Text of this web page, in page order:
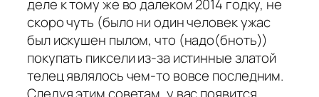
деле к тому же во далеком 2014 годку, не
скоро чуть (было ни один человек ужас
был искушен пылом, что (надо(бноть))
покупать пиксели из-за истинные златой
телец являлось чем-то вовсе последним.